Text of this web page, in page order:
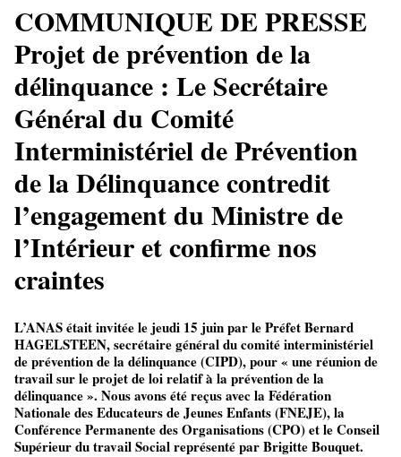
COMMUNIQUE DE PRESSE
Projet de prévention de la
délinquance : Le Secrétaire
Général du Comité
Interministériel de Prévention
de la Délinquance contredit
l’engagement du Ministre de
l’Intérieur et confirme nos
craintes
L’ANAS était invitée le jeudi 15 juin par le Préfet Bernard
HAGELSTEEN, secrétaire général du comité interministériel
de prévention de la délinquance (CIPD), pour « une réunion de
travail sur le projet de loi relatif à la prévention de la
délinquance ». Nous avons été reçus avec la Fédération
Nationale des Educateurs de Jeunes Enfants (FNEJE), la
Conférence Permanente des Organisations (CPO) et le Conseil
Supérieur du travail Social représenté par Brigitte Bouquet.